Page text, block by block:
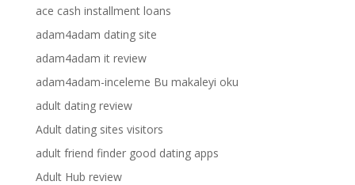
ace cash installment loans
adam4adam dating site
adam4adam it review
adam4adam-inceleme Bu makaleyi oku
adult dating review
Adult dating sites visitors
adult friend finder good dating apps
Adult Hub review